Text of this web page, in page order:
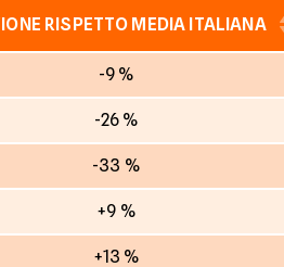
RISPETTO MEDIA ITALIANA
-9 %
-26 %
-33 %
+9 %
+13 %